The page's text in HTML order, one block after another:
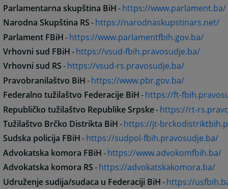
Parlamentarna skupština BiH-https://www.parlament.ba/
Narodna Skupština RS-https://narodnaskupstinars.net/
Parlament FBiH-https://www.parlamentfbih.gov.ba/
Vrhovni sud FBiH-https://vsud-fbih.pravosudje.ba/
Vrhovni sud RS-https://vsud-rs.pravosudje.ba/
Pravobranilaštvo BiH-https://www.pbr.gov.ba/
Federalno tužilaštvo Federacije BiH-https://ft-
Republičko tužilaštvo Republike Srpske-https://rt-
Tužilaštvo Brčko Distrikta BiH-https://jt-
Sudska policija FBiH-https://sudpol-fbih.pravosudje.ba/
Advokatska komora FBiH-https://www.advokomfbih.ba/
Advokatska komora RS-https://advokatskakomora.ba/
Udruženje sudija/sudaca u Federaciji BiH-https://